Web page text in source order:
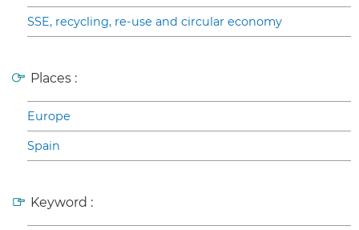
SSE, recycling, re-use and circular economy
Places :
Europe
Spain
Keyword :